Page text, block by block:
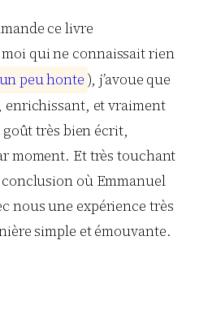
ce livre
qui ne connaissait rien
unpeuhonte ), j’avoue que
enrichissant, et vraiment
très bien écrit,
moment. Et très touchant
où Emmanuel
nous une expérience très
simple et émouvante.